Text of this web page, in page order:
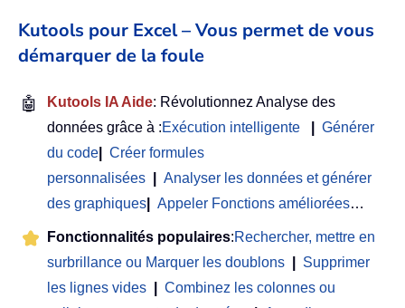
Kutools pour Excel – Vous permet de vous
démarquer de la foule
🤖 Kutools IA Aide: Révolutionnez Analyse des
données grâce à :Exécution intelligente
Générer
du code
Créer formules
personnalisées
Analyser les données et générer
des graphiques
Appeler Fonctions améliorées…
Fonctionnalités populaires:Rechercher, mettre en
surbrillance ou Marquer les doublons
Supprimer
les lignes vides
Combinez les colonnes ou